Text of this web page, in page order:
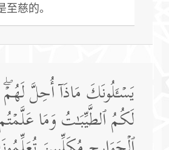
慈的。
یَسۡـَٔلُونَكَ مَاذَاۤ أُحِلَّ
لَكُمُ ٱلطَّیِّبَـٰتُ وَمَا